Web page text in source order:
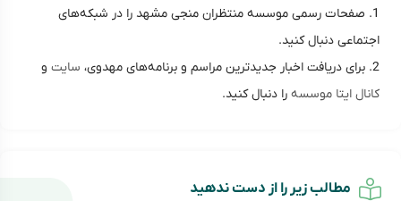
1. صفحات رسمی موسسه منتظران منجی مشهد را در شبکه‌های
اجتماعی دنبال کنید.
2. برای دریافت اخبار جدیدترین مراسم و برنامه‌های مهدوی،
سایت و
کانال ایتا موسسه را دنبال کنید.
مطالب زیر را از دست ندهید